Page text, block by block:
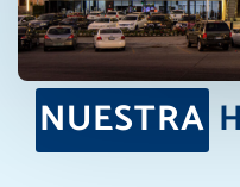
NUESTRA